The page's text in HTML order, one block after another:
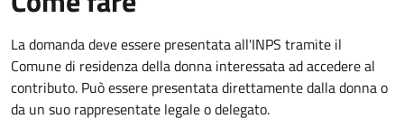
La domanda deve essere presentata all'INPS tramite il
Comune di residenza della donna interessata ad accedere al
contributo. Può essere presentata direttamente dalla donna o
da un suo rappresentate legale o delegato.